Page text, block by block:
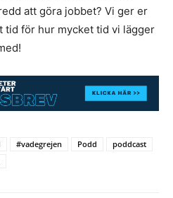
att göra jobbet? Vi ger er
tid för hur mycket tid vi lägger
#vadegrejen Podd
poddcast